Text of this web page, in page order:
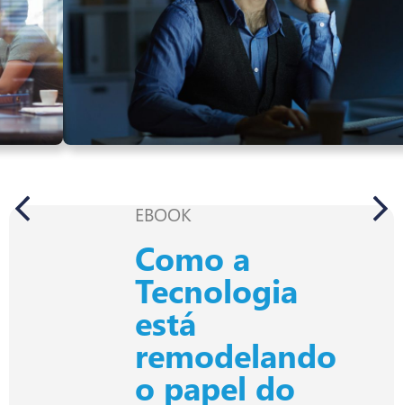
EBOOK
Como a
Tecnologia
está
remodelando
o papel do